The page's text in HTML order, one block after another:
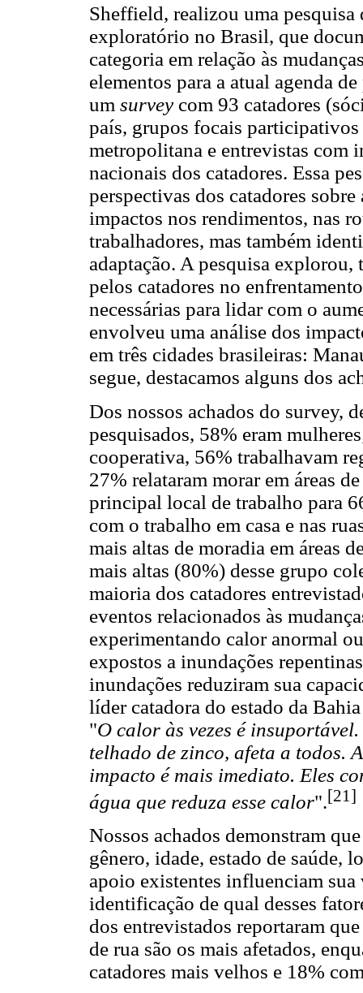
Sheffield, realizou uma
exploratório no Brasil, que
categoria em relação às
elementos para a atual agenda
um survey com 93 catadores
país, grupos focais
metropolitana e entrevistas com
nacionais dos catadores. Essa
perspectivas dos catadores
impactos nos rendimentos, nas
trabalhadores, mas também
adaptação. A pesquisa
pelos catadores no
necessárias para lidar com o
envolveu uma análise dos
em três cidades brasileiras:
segue, destacamos alguns dos
Dos nossos achados do survey,
pesquisados, 58% eram
cooperativa, 56% trabalhavam
27% relataram morar em áreas
principal local de trabalho para
com o trabalho em casa e nas
mais altas de moradia em áreas
mais altas (80%) desse grupo
maioria dos catadores
eventos relacionados às
experimentando calor anormal
expostos a inundações
inundações reduziram sua
líder catadora do estado da
"O calor às vezes é
telhado de zinco, afeta a todos.
impacto é mais imediato. Eles
água que reduza esse calor".[21]
Nossos achados demonstram
gênero, idade, estado de saúde,
apoio existentes influenciam
identificação de qual desses
dos entrevistados reportaram
de rua são os mais afetados,
catadores mais velhos e 18%